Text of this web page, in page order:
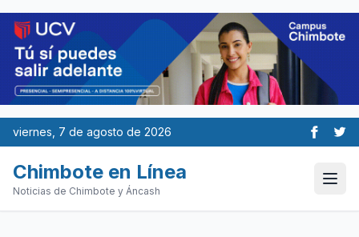
viernes, 7 de agosto de 2026
Chimbote en Línea
Noticias de Chimbote y Áncash